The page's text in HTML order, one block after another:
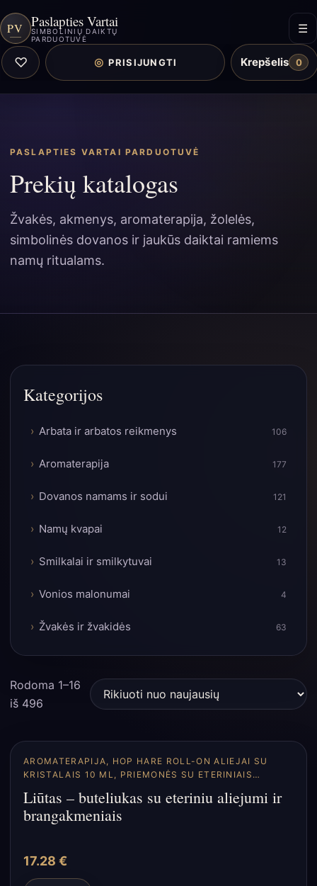
PV Paslapties Vartai
SIMBOLINIŲ DAIKTŲ
PARDUOTUVĖ
☰
♡ ◎ PRISIJUNGTI Krepšelis 0
PASLAPTIES VARTAI PARDUOTUVĖ
Prekių katalogas
Žvakės, akmenys, aromaterapija, žolelės,
simbolinės dovanos ir jaukūs daiktai ramiems
namų ritualams.
Kategorijos
Arbata ir arbatos reikmenys 106
Aromaterapija 177
Dovanos namams ir sodui 121
Namų kvapai 12
Smilkalai ir smilkytuvai 13
Vonios malonumai 4
Žvakės ir žvakidės 63
Rodoma 1–16
iš 496 Rūšiuojama
naujausią
AROMATERAPIJA, HOP HARE ROLL-ON ALIEJAI SU
KRISTALAIS 10 ML, PRIEMONĖS SU ETERINIAIS
Liūtas – buteliukas su eteriniu aliejumi ir
brangakmeniais
17.28 €